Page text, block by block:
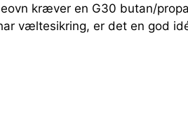
kræver en G30 butan/
væltesikring, er det en god